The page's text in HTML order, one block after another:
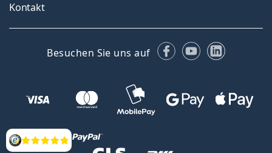
Bewertung
Kontakt
Besuchen Sie uns auf Facebook
YouTubeLinkedIn